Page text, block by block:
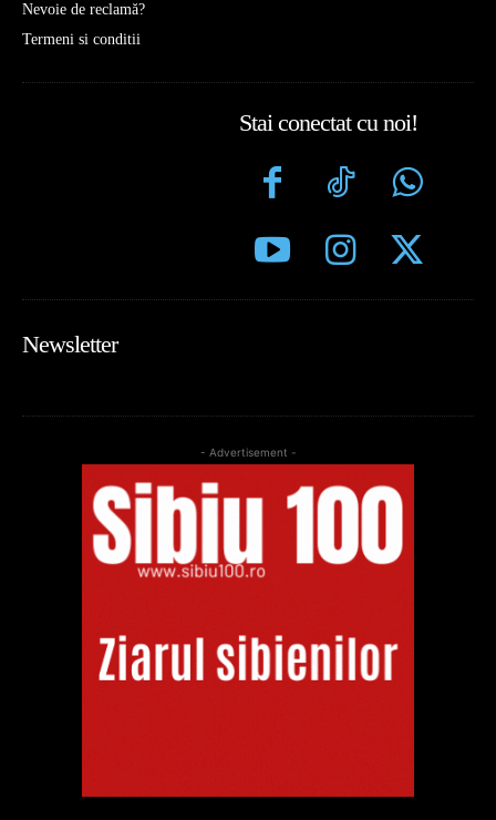
Nevoie de reclamă?
Termeni si conditii
Stai conectat cu noi!
Newsletter
- Advertisement -